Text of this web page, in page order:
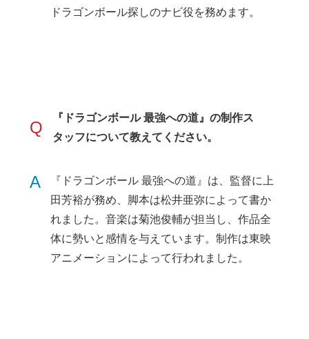
ドラゴンボール探しのナビ役を務めます。
Q
『ドラゴンボール 最強への道』の制作ス
タッフについて教えてください。
A
『ドラゴンボール 最強への道』は、監督に上
田芳裕が務め、脚本は松井亜弥によって書か
れました。音楽は菊池俊輔が担当し、作品全
体に勢いと感情を与えています。制作は東映
アニメーションによって行われました。